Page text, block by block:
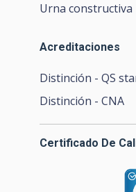
Urna constructiva
Acreditaciones
Distinción - QS
Distinción - CNA
Certificado De